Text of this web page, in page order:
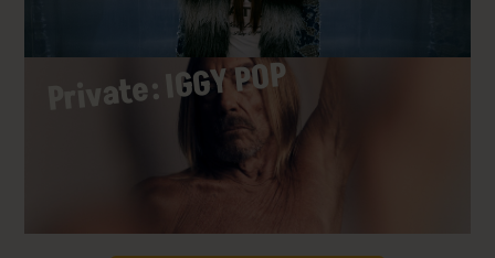
Private: IGGY POP